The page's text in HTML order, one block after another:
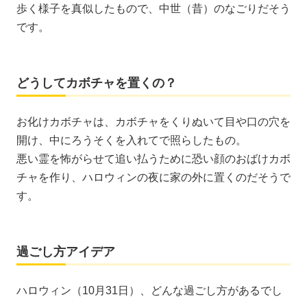
歩く様子を真似したもので、中世（昔）のなごりだそう
です。
どうしてカボチャを置くの？
お化けカボチャは、カボチャをくりぬいて目や口の穴を
開け、中にろうそくを入れてで照らしたもの。
悪い霊を怖がらせて追い払うために恐い顔のおばけカボ
チャを作り、ハロウィンの夜に家の外に置くのだそうで
す。
過ごし方アイデア
ハロウィン（10月31日）、どんな過ごし方があるでし